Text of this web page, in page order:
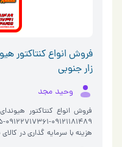
فروش انواع کنتاکتور
زار جنوبی
وحید مجد
فروش انواع کنتاکتور